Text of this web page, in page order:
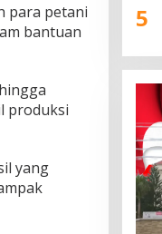
para petani
bantuan
produksi
yang
5